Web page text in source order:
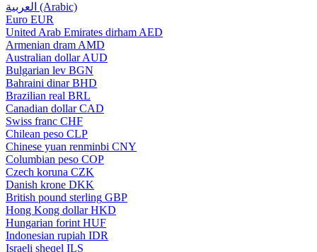
العربية (Arabic)
Euro EUR
United Arab Emirates dirham AED
Armenian dram AMD
Australian dollar AUD
Bulgarian lev BGN
Bahraini dinar BHD
Brazilian real BRL
Canadian dollar CAD
Swiss franc CHF
Chilean peso CLP
Chinese yuan renminbi CNY
Columbian peso COP
Czech koruna CZK
Danish krone DKK
British pound sterling GBP
Hong Kong dollar HKD
Hungarian forint HUF
Indonesian rupiah IDR
Israeli sheqel ILS